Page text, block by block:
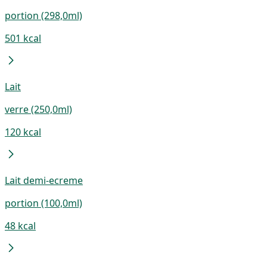
portion (298,0ml)
501 kcal
Lait
verre (250,0ml)
120 kcal
Lait demi-ecreme
portion (100,0ml)
48 kcal